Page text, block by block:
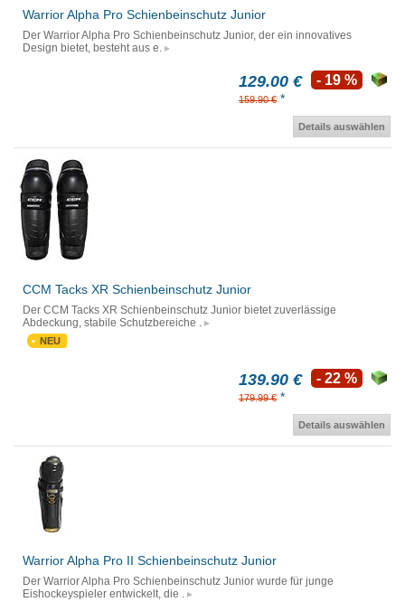
Warrior Alpha Pro Schienbeinschutz Junior
Der Warrior Alpha Pro Schienbeinschutz Junior, der ein innovatives
Design bietet, besteht aus e.
129.00 €
159.90 € *
- 19 %
Details auswählen
CCM Tacks XR Schienbeinschutz Junior
Der CCM Tacks XR Schienbeinschutz Junior bietet zuverlässige
Abdeckung, stabile Schutzbereiche .
NEU
139.90 €
179.99 € *
- 22 %
Details auswählen
Warrior Alpha Pro II Schienbeinschutz Junior
Der Warrior Alpha Pro Schienbeinschutz Junior wurde für junge
Eishockeyspieler entwickelt, die .